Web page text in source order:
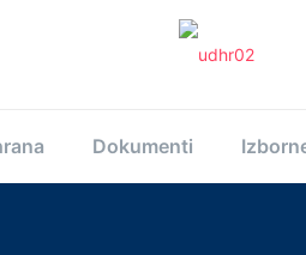
Dokumenti